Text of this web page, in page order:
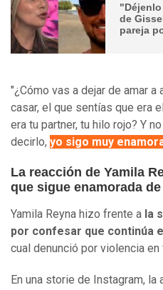
de
pareja
"¿Cómo vas a dejar de amar
casar, el que sentías que era
era tu partner, tu hilo rojo? Y
decirlo, yo sigo muy
La reacción de Yamila
que sigue enamorada
Yamila Reyna hizo frente a la
por confesar que continúa
cual denunció por violencia
En una storie de Instagram,